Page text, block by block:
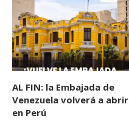
AL FIN: la Embajada de
Venezuela volverá a abrir
en Perú